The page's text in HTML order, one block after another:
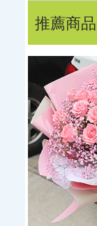
推薦商品